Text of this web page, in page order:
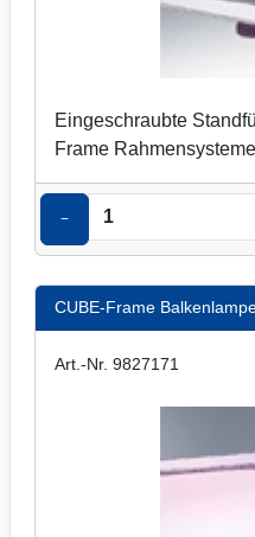
Eingeschraubte
Frame
−
CUBE-Frame
Art.-Nr. 9827171